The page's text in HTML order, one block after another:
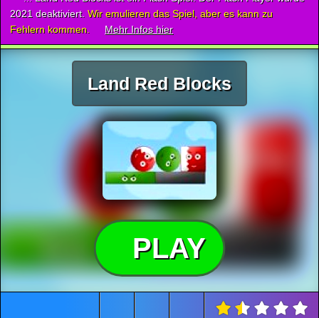
2021 deaktiviert. Wir emulieren das Spiel, aber es kann zu
Fehlern kommen.
Mehr Infos hier
Land Red Blocks
PLAY